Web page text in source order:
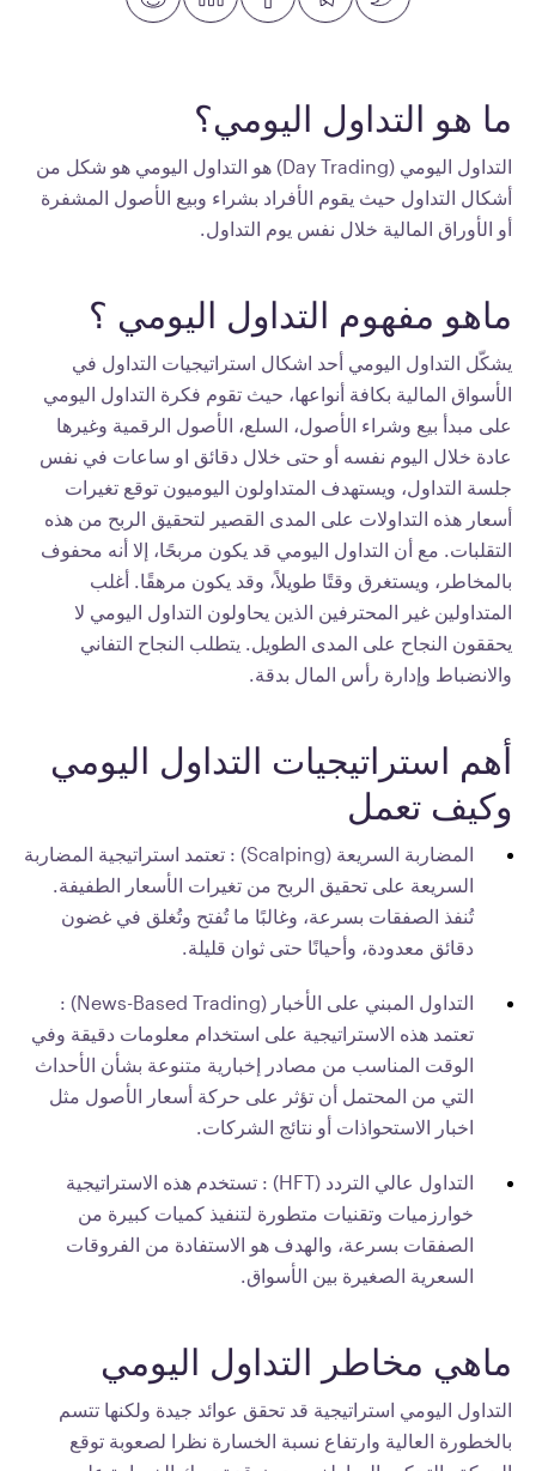
ما هو التداول اليومي؟
التداول اليومي (Day Trading) هو التداول اليومي هو شكل من
أشكال التداول حيث يقوم الأفراد بشراء وبيع الأصول المشفرة
أو الأوراق المالية خلال نفس يوم التداول.
ماهو مفهوم التداول اليومي ؟
يشكّل التداول اليومي أحد اشكال استراتيجيات التداول في
الأسواق المالية بكافة أنواعها، حيث تقوم فكرة التداول اليومي
على مبدأ بيع وشراء الأصول، السلع، الأصول الرقمية وغيرها
عادة خلال اليوم نفسه أو حتى خلال دقائق او ساعات في نفس
جلسة التداول، ويستهدف المتداولون اليوميون توقع تغيرات
أسعار هذه التداولات على المدى القصير لتحقيق الربح من هذه
التقلبات. مع أن التداول اليومي قد يكون مربحًا، إلا أنه محفوف
بالمخاطر، ويستغرق وقتًا طويلاً، وقد يكون مرهقًا. أغلب
المتداولين غير المحترفين الذين يحاولون التداول اليومي لا
يحققون النجاح على المدى الطويل. يتطلب النجاح التفاني
والانضباط وإدارة رأس المال بدقة.
أهم استراتيجيات التداول اليومي
وكيف تعمل
المضاربة السريعة (Scalping) : تعتمد استراتيجية المضاربة
السريعة على تحقيق الربح من تغيرات الأسعار الطفيفة.
تُنفذ الصفقات بسرعة، وغالبًا ما تُفتح وتُغلق في غضون
دقائق معدودة، وأحيانًا حتى ثوان قليلة.
التداول المبني على الأخبار (News-Based Trading) :
تعتمد هذه الاستراتيجية على استخدام معلومات دقيقة وفي
الوقت المناسب من مصادر إخبارية متنوعة بشأن الأحداث
التي من المحتمل أن تؤثر على حركة أسعار الأصول مثل
اخبار الاستحواذات أو نتائج الشركات.
التداول عالي التردد (HFT) : تستخدم هذه الاستراتيجية
خوارزميات وتقنيات متطورة لتنفيذ كميات كبيرة من
الصفقات بسرعة، والهدف هو الاستفادة من الفروقات
السعرية الصغيرة بين الأسواق.
ماهي مخاطر التداول اليومي
التداول اليومي استراتيجية قد تحقق عوائد جيدة ولكنها تتسم
بالخطورة العالية وارتفاع نسبة الخسارة نظرا لصعوبة توقع